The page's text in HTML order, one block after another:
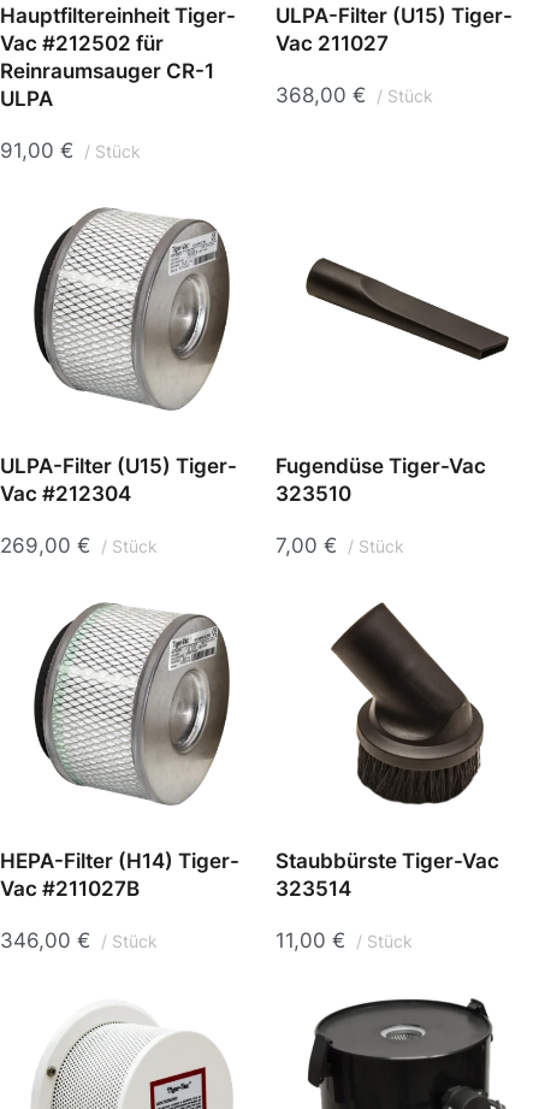
Hauptfiltereinheit Tiger-
Vac #212502 für
Reinraumsauger CR-1
ULPA
91,00 € Stück
ULPA-Filter (U15) Tiger-
Vac 211027
368,00 € Stück
ULPA-Filter (U15) Tiger-
Vac #212304
269,00 € Stück
Fugendüse Tiger-Vac
323510
7,00 € Stück
HEPA-Filter (H14) Tiger-
Vac #211027B
346,00 € Stück
Staubbürste Tiger-Vac
323514
11,00 € Stück